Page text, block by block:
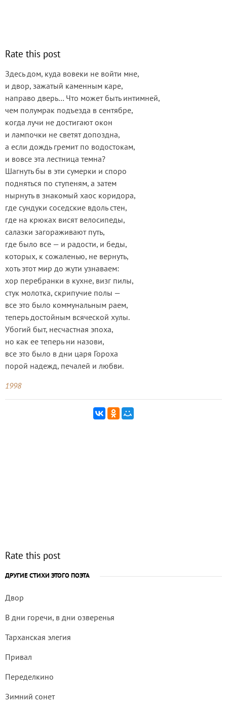
Rate this post
Здесь дом, куда вовеки не войти мне,
и двор, зажатый каменным каре,
направо дверь… Что может быть интимней,
чем полумрак подъезда в сентябре,
когда лучи не достигают окон
и лампочки не светят допоздна,
а если дождь гремит по водостокам,
и вовсе эта лестница темна?
Шагнуть бы в эти сумерки и споро
подняться по ступеням, а затем
нырнуть в знакомый хаос коридора,
где сундуки соседские вдоль стен,
где на крюках висят велосипеды,
салазки загораживают путь,
где было все — и радости, и беды,
которых, к сожаленью, не вернуть,
хоть этот мир до жути узнаваем:
хор перебранки в кухне, визг пилы,
стук молотка, скрипучие полы —
все это было коммунальным раем,
теперь достойным всяческой хулы.
Убогий быт, несчастная эпоха,
но как ее теперь ни назови,
все это было в дни царя Гороха
порой надежд, печалей и любви.
1998
Rate this post
ДРУГИЕ СТИХИ ЭТОГО ПОЭТА
Двор
В дни горечи, в дни озверенья
Тарханская элегия
Привал
Переделкино
Зимний сонет